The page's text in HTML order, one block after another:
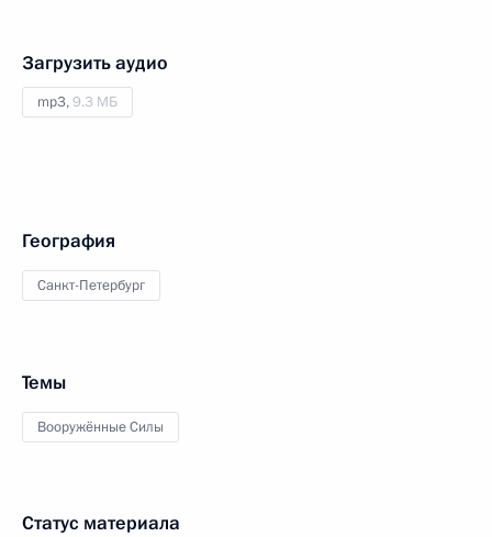
Загрузить аудио
mp3,9.3 МБ
География
Санкт-Петербург
Темы
Вооружённые Силы
Статус материала